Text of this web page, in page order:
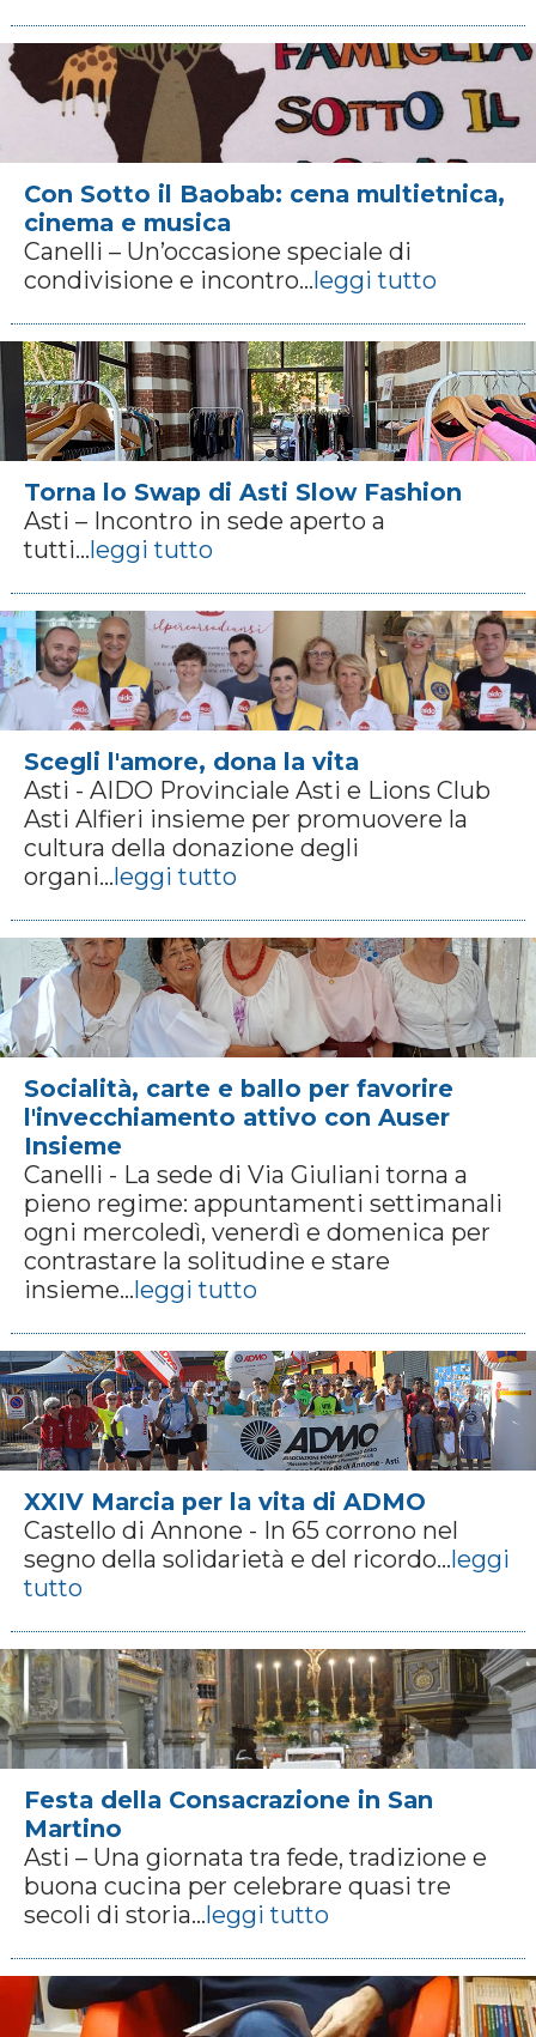
Con Sotto il Baobab: cena multietnica,
cinema e musica
Canelli – Un’occasione speciale di
condivisione e incontro...leggi tutto
Torna lo Swap di Asti Slow Fashion
Asti – Incontro in sede aperto a
tutti...leggi tutto
Scegli l'amore, dona la vita
Asti - AIDO Provinciale Asti e Lions Club
Asti Alfieri insieme per promuovere la
cultura della donazione degli
organi...leggi tutto
Socialità, carte e ballo per favorire
l'invecchiamento attivo con Auser
Insieme
Canelli - La sede di Via Giuliani torna a
pieno regime: appuntamenti settimanali
ogni mercoledì, venerdì e domenica per
contrastare la solitudine e stare
insieme...leggi tutto
XXIV Marcia per la vita di ADMO
Castello di Annone - In 65 corrono nel
segno della solidarietà e del ricordo...leggi
tutto
Festa della Consacrazione in San
Martino
Asti – Una giornata tra fede, tradizione e
buona cucina per celebrare quasi tre
secoli di storia...leggi tutto